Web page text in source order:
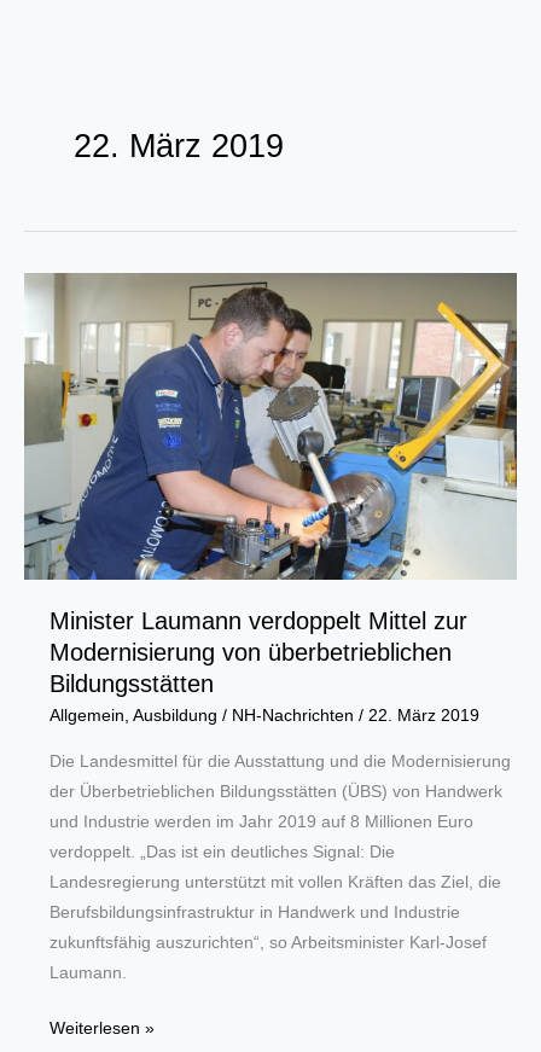
22. März 2019
Minister Laumann verdoppelt Mittel zur
Modernisierung von überbetrieblichen
Bildungsstätten
Allgemein Ausbildung / NH-Nachrichten / 22. März 2019
Die Landesmittel für die Ausstattung und die Modernisierung
der Überbetrieblichen Bildungsstätten (ÜBS) von Handwerk
und Industrie werden im Jahr 2019 auf 8 Millionen Euro
verdoppelt. „Das ist ein deutliches Signal: Die
Landesregierung unterstützt mit vollen Kräften das Ziel, die
Berufsbildungsinfrastruktur in Handwerk und Industrie
zukunftsfähig auszurichten“, so Arbeitsminister Karl-Josef
Laumann.
Minister
Weiterlesen »